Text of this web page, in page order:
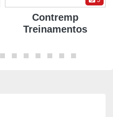
Contremp
Treinamentos